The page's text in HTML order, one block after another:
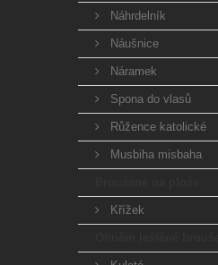
Náhrdelník
Náušnice
Náramek
Spona do vlasů
Růžence katolické
Musbiha misbaha
Křížek